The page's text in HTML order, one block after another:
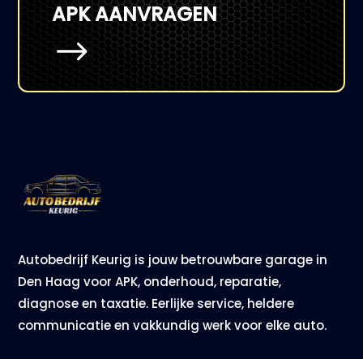
APK AANVRAGEN
$
Autobedrijf Keurig is jouw betrouwbare garage in
Den Haag voor APK, onderhoud, reparatie,
diagnose en taxatie. Eerlijke service, heldere
communicatie en vakkundig werk voor elke auto.